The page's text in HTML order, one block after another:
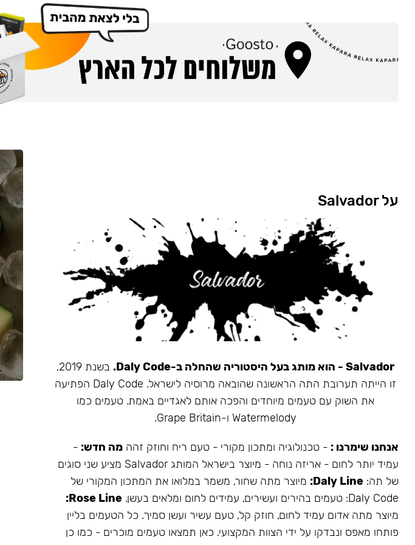
על Salvador
Salvador - הוא מותג בעל היסטוריה שהחלה ב-Daly Code.
בשנת 2019,
זו הייתה תערובת התה הראשונה שהובאה מרוסיה לישראל. Daly Code הפתיעה
את השוק עם טעמים מיוחדים והפכה אותם לאגדיים באמת. טעמים כמו
Watermelody ו-Grape Britain.
אנחנו שימרנו : - טכנולוגיה ומתכון מקורי - טעם ריח וחוזק זהה מה חדש: -
עמיד יותר לחום - אריזה נוחה - מיוצר בישראל המותג Salvador מציע שני סוגים
של תה: Daly Line: מיוצר מתה שחור, משמר במלואו את המתכון המקורי של
Daly Code: טעמים בהירים ועשירים, עמידים לחום ומלאים בעשן.
Rose Line:
מיוצר מתה אדום עמיד לחום, חוזק קל, טעם עשיר ועשן סמיך. כל הטעמים בליין
פותחו מאפס ונבדקו על ידי הצוות המקצועי. כאן תמצאו טעמים מוכרים - כמו כן